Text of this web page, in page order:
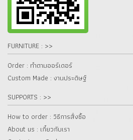
FURNITURE : >>
Order : ทำตามออร์เดอร์
Custom Made : งานประดิษฐ์
SUPPORTS : >>
How to order : วิธีการสั่งซื้อ
About us : เกี๋ยวกับเรา